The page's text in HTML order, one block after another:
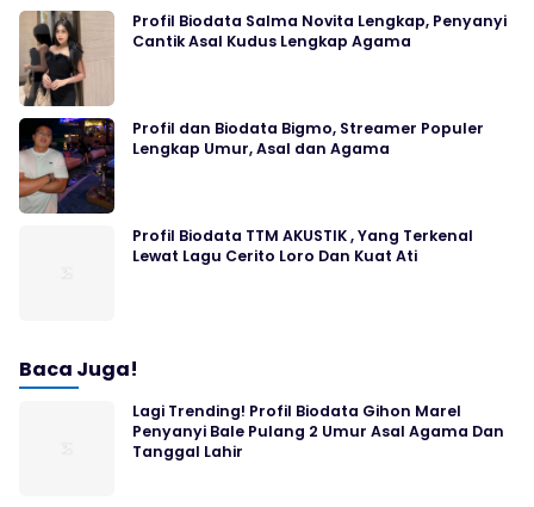
Profil Biodata Salma Novita Lengkap, Penyanyi
Cantik Asal Kudus Lengkap Agama
Profil dan Biodata Bigmo, Streamer Populer
Lengkap Umur, Asal dan Agama
Profil Biodata TTM AKUSTIK , Yang Terkenal
Lewat Lagu Cerito Loro Dan Kuat Ati
Baca Juga!
Lagi Trending! Profil Biodata Gihon Marel
Penyanyi Bale Pulang 2 Umur Asal Agama Dan
Tanggal Lahir